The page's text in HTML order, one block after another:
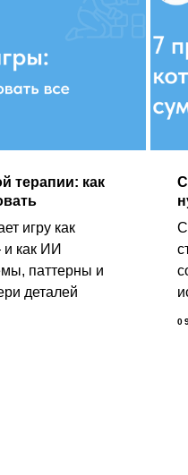
терапии: как
игру как
и как ИИ
паттерны и
деталей